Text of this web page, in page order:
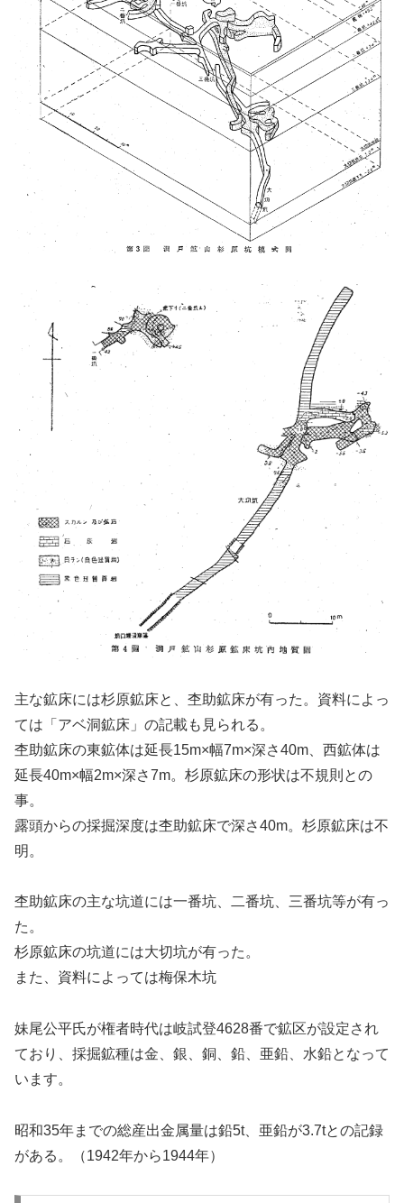
主な鉱床には杉原鉱床と、杢助鉱床が有った。資料によっ
ては「アベ洞鉱床」の記載も見られる。
杢助鉱床の東鉱体は延長15m×幅7m×深さ40m、西鉱体は
延長40m×幅2m×深さ7m。杉原鉱床の形状は不規則との
事。
露頭からの採掘深度は杢助鉱床で深さ40m。杉原鉱床は不
明。
杢助鉱床の主な坑道には一番坑、二番坑、三番坑等が有っ
た。
杉原鉱床の坑道には大切坑が有った。
また、資料によっては梅保木坑
妹尾公平氏が権者時代は岐試登4628番で鉱区が設定され
ており、採掘鉱種は金、銀、銅、鉛、亜鉛、水鉛となって
います。
昭和35年までの総産出金属量は鉛5t、亜鉛が3.7tとの記録
がある。（1942年から1944年）